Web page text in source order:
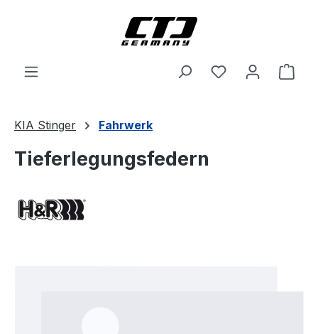
Zum Hauptinhalt springen
KIA Stinger Fahrwerk
Tieferlegungsfedern